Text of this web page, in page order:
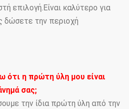
επιλογή.Είναι καλύτερο για
δώσετε την περιοχή
ότι η πρώτη ύλη μου είναι
σας;
την ίδια πρώτη ύλη από την